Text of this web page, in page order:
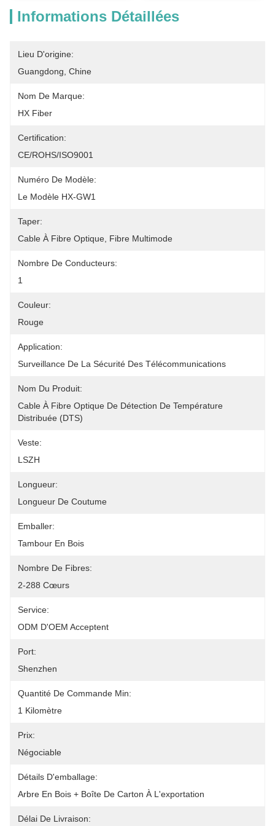
Informations Détaillées
Lieu D'origine:
Guangdong, Chine
Nom De Marque:
HX Fiber
Certification:
CE/ROHS/ISO9001
Numéro De Modèle:
Le Modèle HX-GW1
Taper:
Cable À Fibre Optique, Fibre Multimode
Nombre De Conducteurs:
1
Couleur:
Rouge
Application:
Surveillance De La Sécurité Des Télécommunications
Nom Du Produit:
Cable À Fibre Optique De Détection De Température
Distribuée (DTS)
Veste:
LSZH
Longueur:
Longueur De Coutume
Emballer:
Tambour En Bois
Nombre De Fibres:
2-288 Cœurs
Service:
ODM D'OEM Acceptent
Port:
Shenzhen
Quantité De Commande Min:
1 Kilomètre
Prix:
Négociable
Détails D'emballage:
Arbre En Bois + Boîte De Carton À L'exportation
Délai De Livraison: